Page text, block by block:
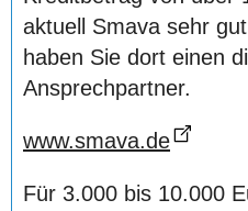
aktuell Smava sehr
haben Sie dort einen
Ansprechpartner.
www.smava.de
Für 3.000 bis 10.000